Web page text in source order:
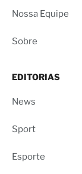
Nossa Equipe
Sobre
EDITORIAS
News
Sport
Esporte